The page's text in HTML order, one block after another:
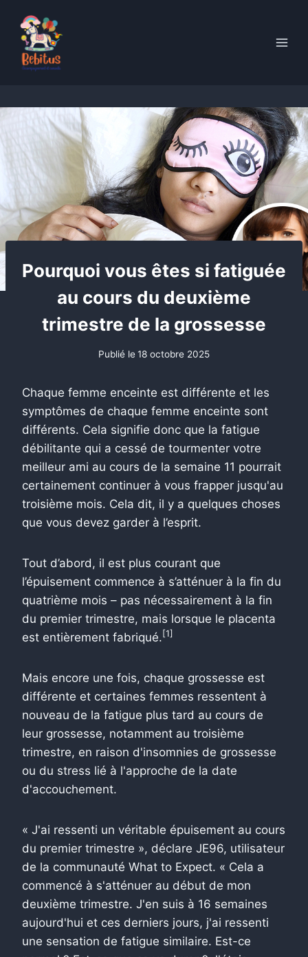
content
Pourquoi vous êtes si fatiguée
au cours du deuxième
trimestre de la grossesse
Publié le18 octobre 2025
Chaque femme enceinte est différente et les
symptômes de chaque femme enceinte sont
différents. Cela signifie donc que la fatigue
débilitante qui a cessé de tourmenter votre
meilleur ami au cours de la semaine 11 pourrait
certainement continuer à vous frapper jusqu'au
troisième mois. Cela dit, il y a quelques choses
que vous devez garder à l’esprit.
Tout d’abord, il est plus courant que
l’épuisement commence à s’atténuer à la fin du
quatrième mois – pas nécessairement à la fin
du premier trimestre, mais lorsque le placenta
est entièrement fabriqué. [1]
Mais encore une fois, chaque grossesse est
différente et certaines femmes ressentent à
nouveau de la fatigue plus tard au cours de
leur grossesse, notamment au troisième
trimestre, en raison d'insomnies de grossesse
ou du stress lié à l'approche de la date
d'accouchement.
« J'ai ressenti un véritable épuisement au cours
du premier trimestre », déclare JE96, utilisateur
de la communauté What to Expect. « Cela a
commencé à s'atténuer au début de mon
deuxième trimestre. J'en suis à 16 semaines
aujourd'hui et ces derniers jours, j'ai ressenti
une sensation de fatigue similaire. Est-ce